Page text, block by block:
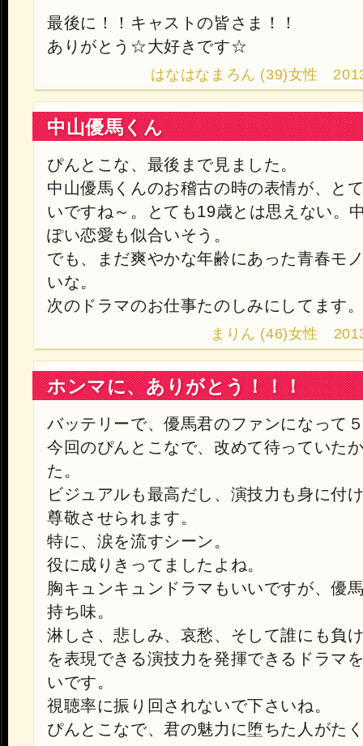
最後に！！キャストの皆さま！！
ありがとう☆大好きです☆
はなはなまろん (39)女性
中山優馬くん
ぴんとこな、最後まで見ました。
中山優馬くんのお稽古の時の表情が、と
いですね～。とても19歳とは思えない。
ぽい恋愛も似合いそう。
でも、まだ爽やかな年齢にあった青春モ
いな。
次のドラマのお仕事たのしみにしてます
まりん (46)女性
ホンマに、ありがとう！！！
バッテリーで、優馬君のファンになって
今回のぴんとこなで、改めて待っていた
た。
ビジュアルも最高だし、演技力も身に付
尊敬させられます。
特に、涙を流すシーン。
役に成りきってましたよね。
胸キュンキュンドラマもいいですが、優
持ち味。
淋しさ、悲しみ、哀愁、そして誰にも負
を表現できる演技力を発揮できるドラマ
いです。
視聴率に振り回されないで下さいね。
ぴんとこなで、君の魅力に堕ちた人がた